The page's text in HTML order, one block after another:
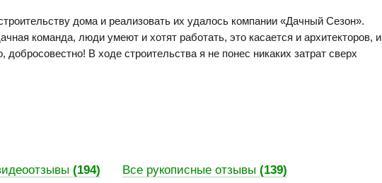
дома и реализовать их удалось компании «Дачный Сезон».
команда, люди умеют и хотят работать, это касается и архитекторов, и
добросовестно! В ходе строительства я не понес никаких затрат сверх
(194) Все рукописные отзывы (139)